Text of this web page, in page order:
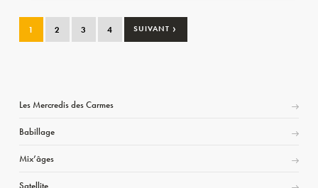
1 2 3 4 SUIVANT ›
Les Mercredis des Carmes
Babillage
Mix’âges
Satellite